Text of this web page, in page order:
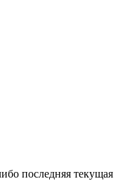
последняя текущая